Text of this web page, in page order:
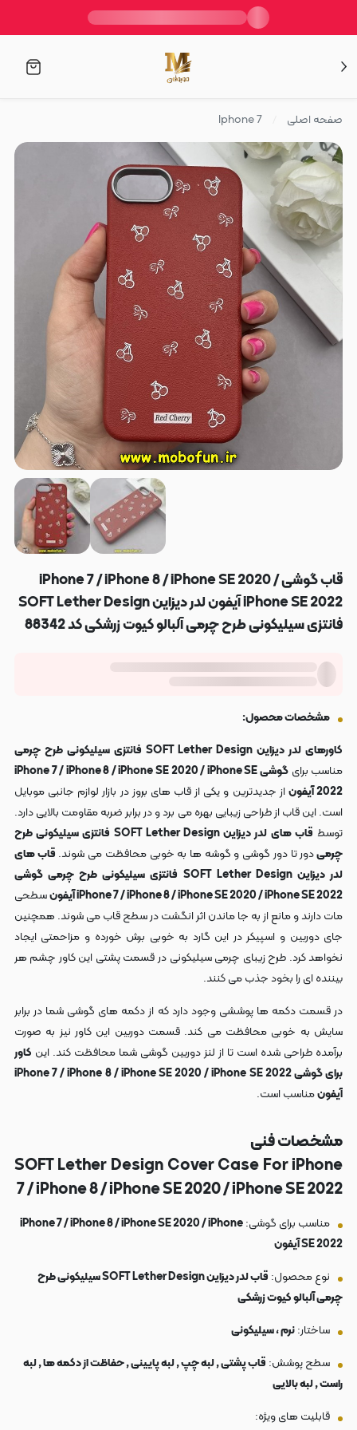
صفحه اصلی Iphone 7
قاب گوشی iPhone 7 / iPhone 8 / iPhone SE 2020 /
iPhone SE 2022 آیفون لدر دیزاین SOFT Lether Design
فانتزی سیلیکونی طرح چرمی آلبالو کیوت زرشکی کد 88342
مشخصات محصول:
کاورهای لدر دیزاین SOFT Lether Design فانتزی سیلیکونی طرح چرمی
مناسب برای
گوشی iPhone 7 / iPhone 8 / iPhone SE 2020 / iPhone SE
2022 آیفون
از جدیدترین و یکی از قاب های بروز در بازار لوازم جانبی موبایل
است. این قاب از طراحی زیبایی بهره می برد و در برابر ضربه مقاومت بالایی دارد.
توسط
قاب های لدر دیزاین SOFT Lether Design فانتزی سیلیکونی طرح
چرمیدور تا دور گوشی و گوشه ها به خوبی محافظت می شوند. قاب های
لدر دیزاین SOFT Lether Design فانتزی سیلیکونی طرح چرمی گوشی
iPhone 7 / iPhone 8 / iPhone SE 2020 / iPhone SE 2022 آیفون
سطحی
مات دارند و مانع از به جا ماندن اثر انگشت در سطح قاب می شوند. همچنین
جای دوربین و اسپیکر در این گارد به خوبی برش خورده و مزاحمتی ایجاد
نخواهد کرد. طرح زیبای چرمی سیلیکونی در قسمت پشتی این کاور چشم هر
بیننده ای را بخود جذب می کنند.
در قسمت دکمه ها پوششی وجود دارد که از دکمه های گوشی شما در برابر
سایش به خوبی محافظت می کند. قسمت دوربین این کاور نیز به صورت
برآمده طراحی شده است تا از لنز دوربین گوشی شما محافظت کند. این کاور
برای گوشی iPhone 7 / iPhone 8 / iPhone SE 2020 / iPhone SE 2022
آیفونمناسب است.
مشخصات فنی
SOFT Lether Design Cover Case For iPhone
7 / iPhone 8 / iPhone SE 2020 / iPhone SE 2022
مناسب برای گوشی:iPhone 7 / iPhone 8 / iPhone SE 2020 / iPhone
SE 2022 آیفون
نوع محصول:
قاب لدر دیزاین SOFT Lether Design سیلیکونی طرح
چرمی آلبالو کیوت زرشکی
ساختار:نرم ، سیلیکونی
سطح پوشش: قاب پشتی , لبه چپ , لبه پایینی , حفاظت از دکمه ها , لبه
راست , لبه بالایی
قابلیت های ویژه: